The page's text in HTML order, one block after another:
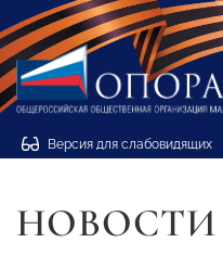
Версия для слабовидящих
НОВОСТИ